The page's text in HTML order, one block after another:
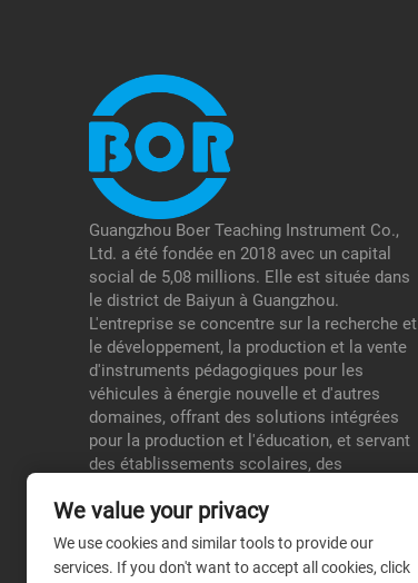
Guangzhou Boer Teaching Instrument Co.,
Ltd. a été fondée en 2018 avec un capital
social de 5,08 millions. Elle est située dans
le district de Baiyun à Guangzhou.
L'entreprise se concentre sur la recherche et
le développement, la production et la vente
d'instruments pédagogiques pour les
véhicules à énergie nouvelle et d'autres
domaines, offrant des solutions intégrées
pour la production et l'éducation, et servant
des établissements scolaires, des
confère un avantage différencié dans ses
secteurs de niche.
We value your privacy
We use cookies and similar tools to provide our
services. If you don't want to accept all cookies, click